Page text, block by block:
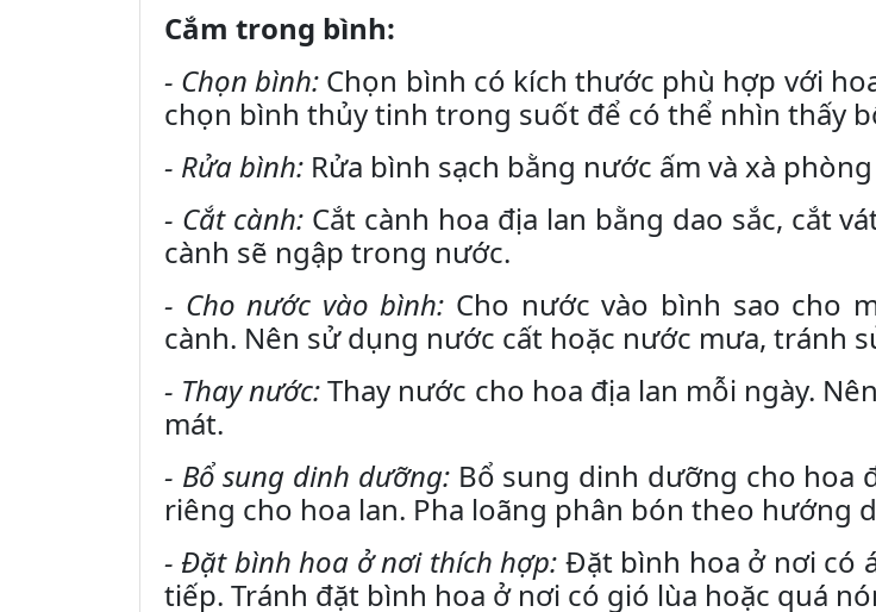
Cắm trong bình:
- Chọn bình: Chọn bình có kích thước phù hợp với
chọn bình thủy tinh trong suốt để có thể nhìn thấy
- Rửa bình: Rửa bình sạch bằng nước ấm và xà
- Cắt cành:Cắt cành hoa địa lan bằng dao sắc, cắt
cành sẽ ngập trong nước.
- Cho nước vào bình: Cho nước vào bình sao cho
cành. Nên sử dụng nước cất hoặc nước mưa, tránh
- Thay nước:Thay nước cho hoa địa lan mỗi ngày.
mát.
- Bổ sung dinh dưỡng:Bổ sung dinh dưỡng cho hoa
riêng cho hoa lan. Pha loãng phân bón theo hướng
- Đặt bình hoa ở nơi thích hợp: Đặt bình hoa ở nơi có
tiếp. Tránh đặt bình hoa ở nơi có gió lùa hoặc quá